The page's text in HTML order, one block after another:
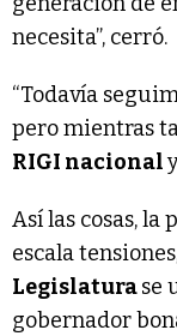
necesita”, cerró.
“Todavía
pero mientras
RIGI nacional
Así las cosas, la
escala
Legislaturase
gobernador